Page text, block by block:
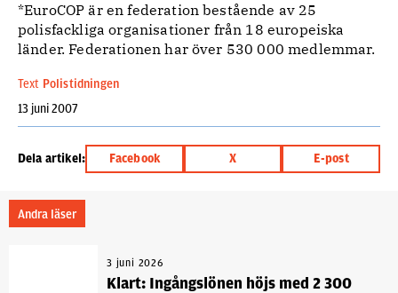
*EuroCOP är en federation bestående av 25
polisfackliga organisationer från 18 europeiska
länder. Federationen har över 530 000 medlemmar.
Text Polistidningen
13 juni 2007
Dela artikel: Facebook X E-post
Andra läser
3 juni 2026
Klart: Ingångslönen höjs med 2 300